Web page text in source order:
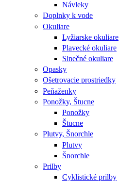
Návleky
Doplnky k vode
Okuliare
Lyžiarske okuliare
Plavecké okuliare
Slnečné okuliare
Opasky
Ošetrovacie prostriedky
Peňaženky
Ponožky, Štucne
Ponožky
Štucne
Plutvy, Šnorchle
Plutvy
Šnorchle
Prilby
Cyklistické prilby